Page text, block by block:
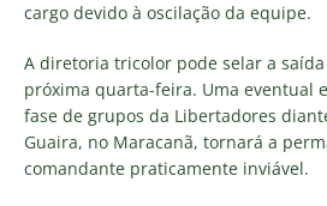
cargo devido à oscilação da equipe.
A diretoria tricolor pode selar a
próxima quarta-feira. Uma eventual
fase de grupos da Libertadores
Guaira, no Maracanã, tornará a
comandante praticamente inviável.